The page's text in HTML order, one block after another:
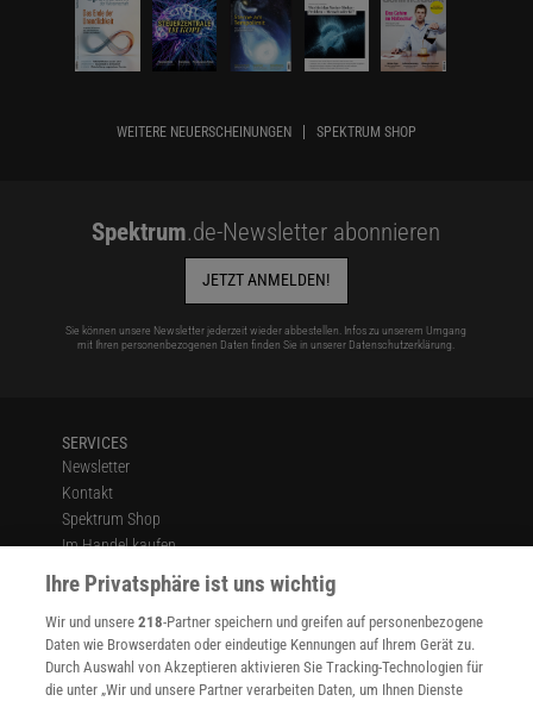
WEITERE NEUERSCHEINUNGEN SPEKTRUM SHOP
Spektrum.de-Newsletter abonnieren
JETZT ANMELDEN!
Sie können unsere Newsletter jederzeit wieder abbestellen. Infos zu unserem Umgang
mit Ihren personenbezogenen Daten finden Sie in unserer Datenschutzerklärung.
SERVICES
Newsletter
Kontakt
Spektrum Shop
Im Handel kaufen
Presse
Verträge kündigen
Widerruf
INFO
Mediadaten
Ihre Privatsphäre ist uns wichtig
Wir und unsere218-Partner speichern und greifen auf personenbezogene
Daten wie Browserdaten oder eindeutige Kennungen auf Ihrem Gerät zu.
Durch Auswahl von Akzeptieren aktivieren Sie Tracking-Technologien für
die unter „Wir und unsere Partner verarbeiten Daten, um Ihnen Dienste